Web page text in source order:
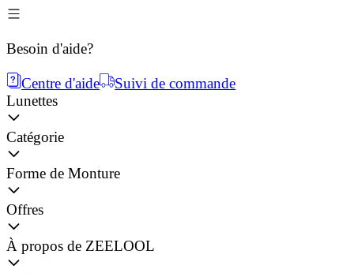
Besoin d'aide?
Centre d'aide
Suivi de commande
Lunettes
Catégorie
Forme de Monture
Offres
À propos de ZEELOOL